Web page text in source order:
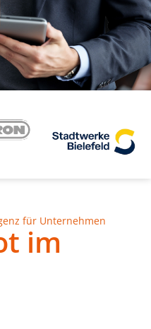
für Unternehmen
im